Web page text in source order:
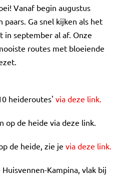
Vanaf begin augustus
Ga snel kijken als het
in september al af. Onze
routes met bloeiende
heideroutes' via deze link.
op de heide via deze link.
de heide, zie je via deze link.
Kampina, vlak bij